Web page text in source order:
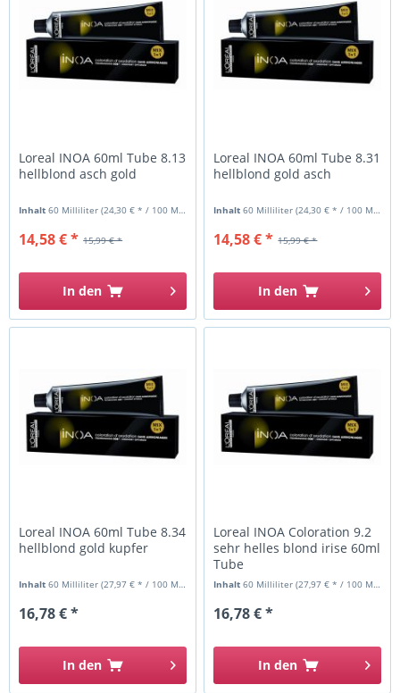
Loreal INOA 60ml Tube 8.13
hellblond asch gold
Inhalt60 Milliliter(24,30 € * / 100 Milliliter)
15,99 € *
14,58 € *
In den
Loreal INOA 60ml Tube 8.31
hellblond gold asch
Inhalt60 Milliliter(24,30 € * / 100 Milliliter)
15,99 € *
14,58 € *
In den
Loreal INOA 60ml Tube 8.34
hellblond gold kupfer
Inhalt60 Milliliter(27,97 € * / 100 Milliliter)
16,78 € *
In den
Loreal INOA Coloration 9.2
sehr helles blond irise 60ml
Tube
Inhalt60 Milliliter(27,97 € * / 100 Milliliter)
16,78 € *
In den